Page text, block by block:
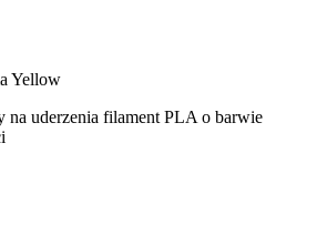
Yellow
na uderzenia filament PLA o barwie